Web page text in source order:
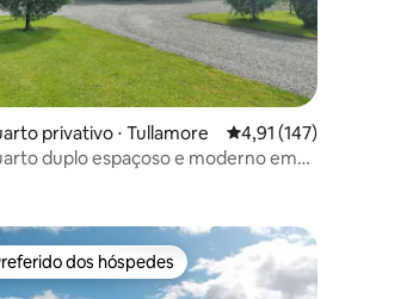
média de 5, 5 avaliações
privativo ⋅ Tullamore 4,91 de uma avaliação
4,91 (147)
duplo espaçoso e moderno em
dos hóspedes
dos hóspedes